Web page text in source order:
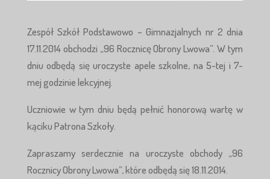
Zespół Szkół Podstawowo – Gimnazjalnych nr 2 dnia
17.11.2014 obchodzi „96 Rocznicę Obrony Lwowa”. W tym
dniu odbędą się uroczyste apele szkolne, na 5-tej i 7-
mej godzinie lekcyjnej.
Uczniowie w tym dniu będą pełnić honorową wartę w
kąciku Patrona Szkoły.
Zapraszamy serdecznie na uroczyste obchody „96
Rocznicy Obrony Lwowa”, które odbędą się 18.11.2014.